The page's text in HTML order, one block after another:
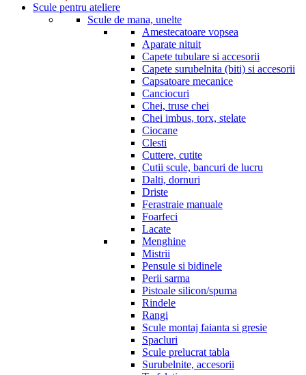
Scule pentru ateliere
Scule de mana, unelte
Amestecatoare vopsea
Aparate nituit
Capete tubulare si accesorii
Capete surubelnita (biti) si accesorii
Capsatoare mecanice
Canciocuri
Chei, truse chei
Chei imbus, torx, stelate
Ciocane
Clesti
Cuttere, cutite
Cutii scule, bancuri de lucru
Dalti, dornuri
Driste
Ferastraie manuale
Foarfeci
Lacate
Menghine
Mistrii
Pensule si bidinele
Perii sarma
Pistoale silicon/spuma
Rindele
Rangi
Scule montaj faianta si gresie
Spacluri
Scule prelucrat tabla
Surubelnite, accesorii